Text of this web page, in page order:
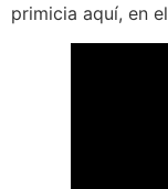
primicia aquí, en el